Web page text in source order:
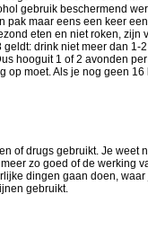
gebruik beschermend
maar eens een keer
eten en niet roken, zijn
drink niet meer dan 1-
hooguit 1 of 2 avonden
op moet. Als je nog geen
of drugs gebruikt. Je weet
zo goed of de werking
dingen gaan doen,
gebruikt.